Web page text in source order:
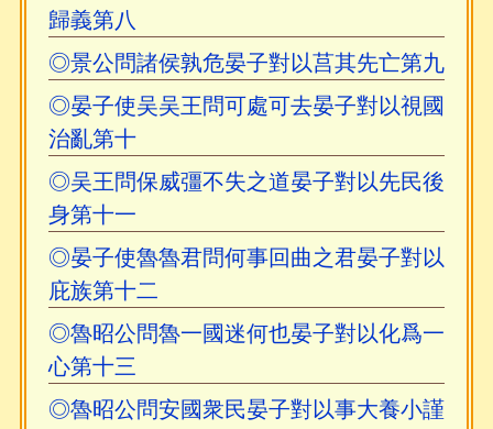
歸義第八
◎景公問諸侯孰危晏子對以莒其先亡第九
◎晏子使吴吴王問可處可去晏子對以視國
治亂第十
◎吴王問保威彊不失之道晏子對以先民後
身第十一
◎晏子使魯魯君問何事回曲之君晏子對以
庇族第十二
◎魯昭公問魯一國迷何也晏子對以化爲一
心第十三
◎魯昭公問安國衆民晏子對以事大養小謹